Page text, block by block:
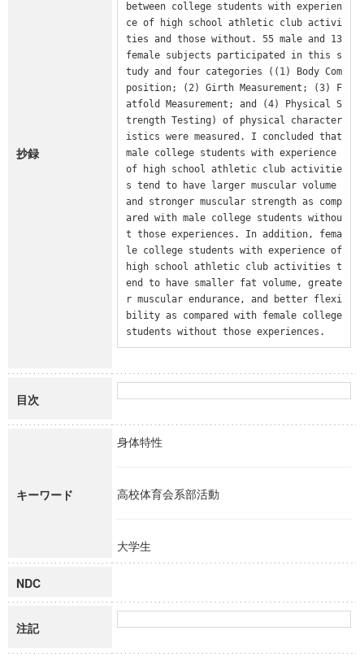
抄録
between college students with experien
ce of high school athletic club activi
ties and those without. 55 male and 13
female subjects participated in this s
tudy and four categories ((1) Body Com
position; (2) Girth Measurement; (3) F
atfold Measurement; and (4) Physical S
trength Testing) of physical character
istics were measured. I concluded that
male college students with experience
of high school athletic club activitie
s tend to have larger muscular volume
and stronger muscular strength as comp
ared with male college students withou
t those experiences. In addition, fema
le college students with experience of
high school athletic club activities t
end to have smaller fat volume, greate
r muscular endurance, and better flexi
bility as compared with female college
students without those experiences.
目次
キーワード
身体特性
高校体育会系部活動
大学生
NDC
注記